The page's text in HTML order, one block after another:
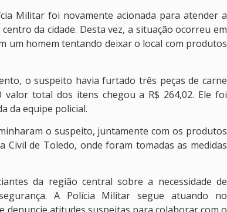
Militar foi novamente acionada para atender a
da cidade. Desta vez, a situação ocorreu em
um homem tentando deixar o local com produtos
o suspeito havia furtado três peças de carne
valor total dos itens chegou a R$ 264,02. Ele foi
da equipe policial.
o suspeito, juntamente com os produtos
Civil de Toledo, onde foram tomadas as medidas
da região central sobre a necessidade de
A Polícia Militar segue atuando no